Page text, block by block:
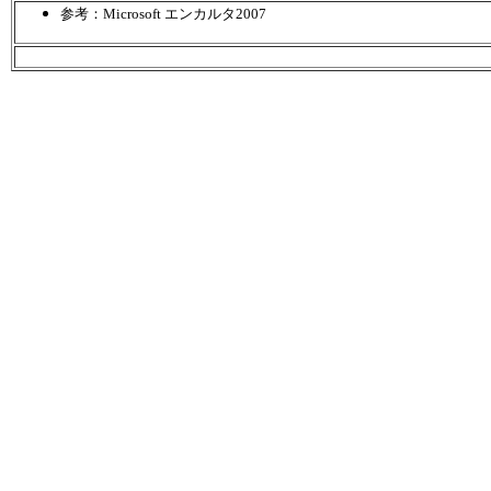
参考：Microsoft エンカルタ2007